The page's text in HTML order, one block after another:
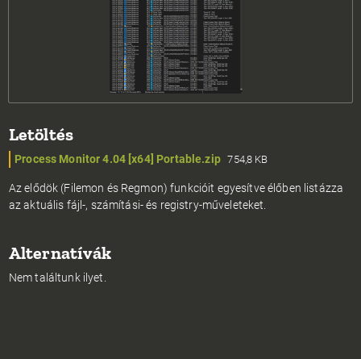
Az elődök (Filemon és Regmon) funkcióit egyesítve élőben listázza
az aktuális fájl-, számítási- és registry-műveleteket.
Letöltés
Process Monitor 4.04 [x64] Portable.zip 754,8 KB
Alternatívák
Nem találtunk ilyet.